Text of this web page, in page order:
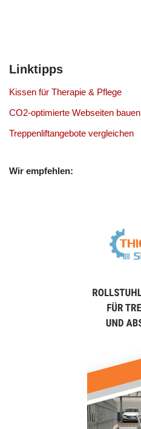
Linktipps
Kissen für Therapie & Pflege
CO2-optimierte Webseiten bauen
Treppenliftangebote vergleichen
Wir empfehlen: